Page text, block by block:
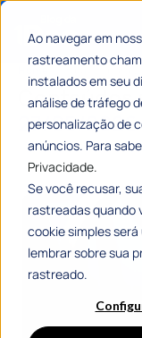
Ao navegar em
rastreamento
instalados em seu
análise de tráfego
personalização de
anúncios. Para
Privacidade.
Se você recusar,
rastreadas quando
cookie simples
lembrar sobre sua
rastreado.
Home »Arquivos para
Conteúdos
27/05/2026